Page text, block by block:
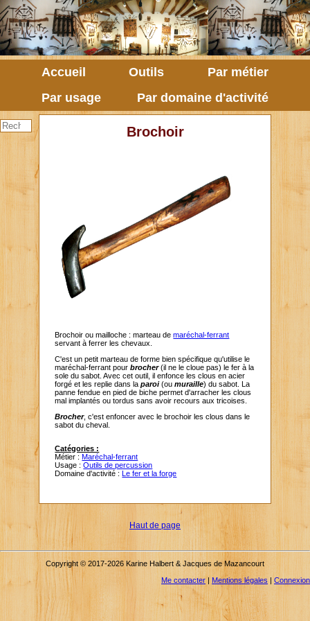
Accueil Outils
Par métier
Par usage
Par domaine d'activité
Brochoir
Brochoir ou mailloche : marteau demaréchal-ferrant
servant à ferrer les chevaux.
C'est un petit marteau de forme bien spécifique qu'utilise le
maréchal-ferrant pourbrocher(il ne le cloue pas) le fer à la
sole du sabot. Avec cet outil, il enfonce les clous en acier
forgé et les replie dans laparoi(oumuraille) du sabot. La
panne fendue en pied de biche permet d'arracher les clous
mal implantés ou tordus sans avoir recours aux tricoises.
Brocher, c'est enfoncer avec le brochoir les clous dans le
sabot du cheval.
Catégories :
Métier : Maréchal-ferrant
Usage :Outils de percussion
Domaine d'activité :
Le fer et la forge
Haut de page
Copyright © 2017-2026 Karine Halbert & Jacques de Mazancourt
Me contacter | Mentions légales | Connexion